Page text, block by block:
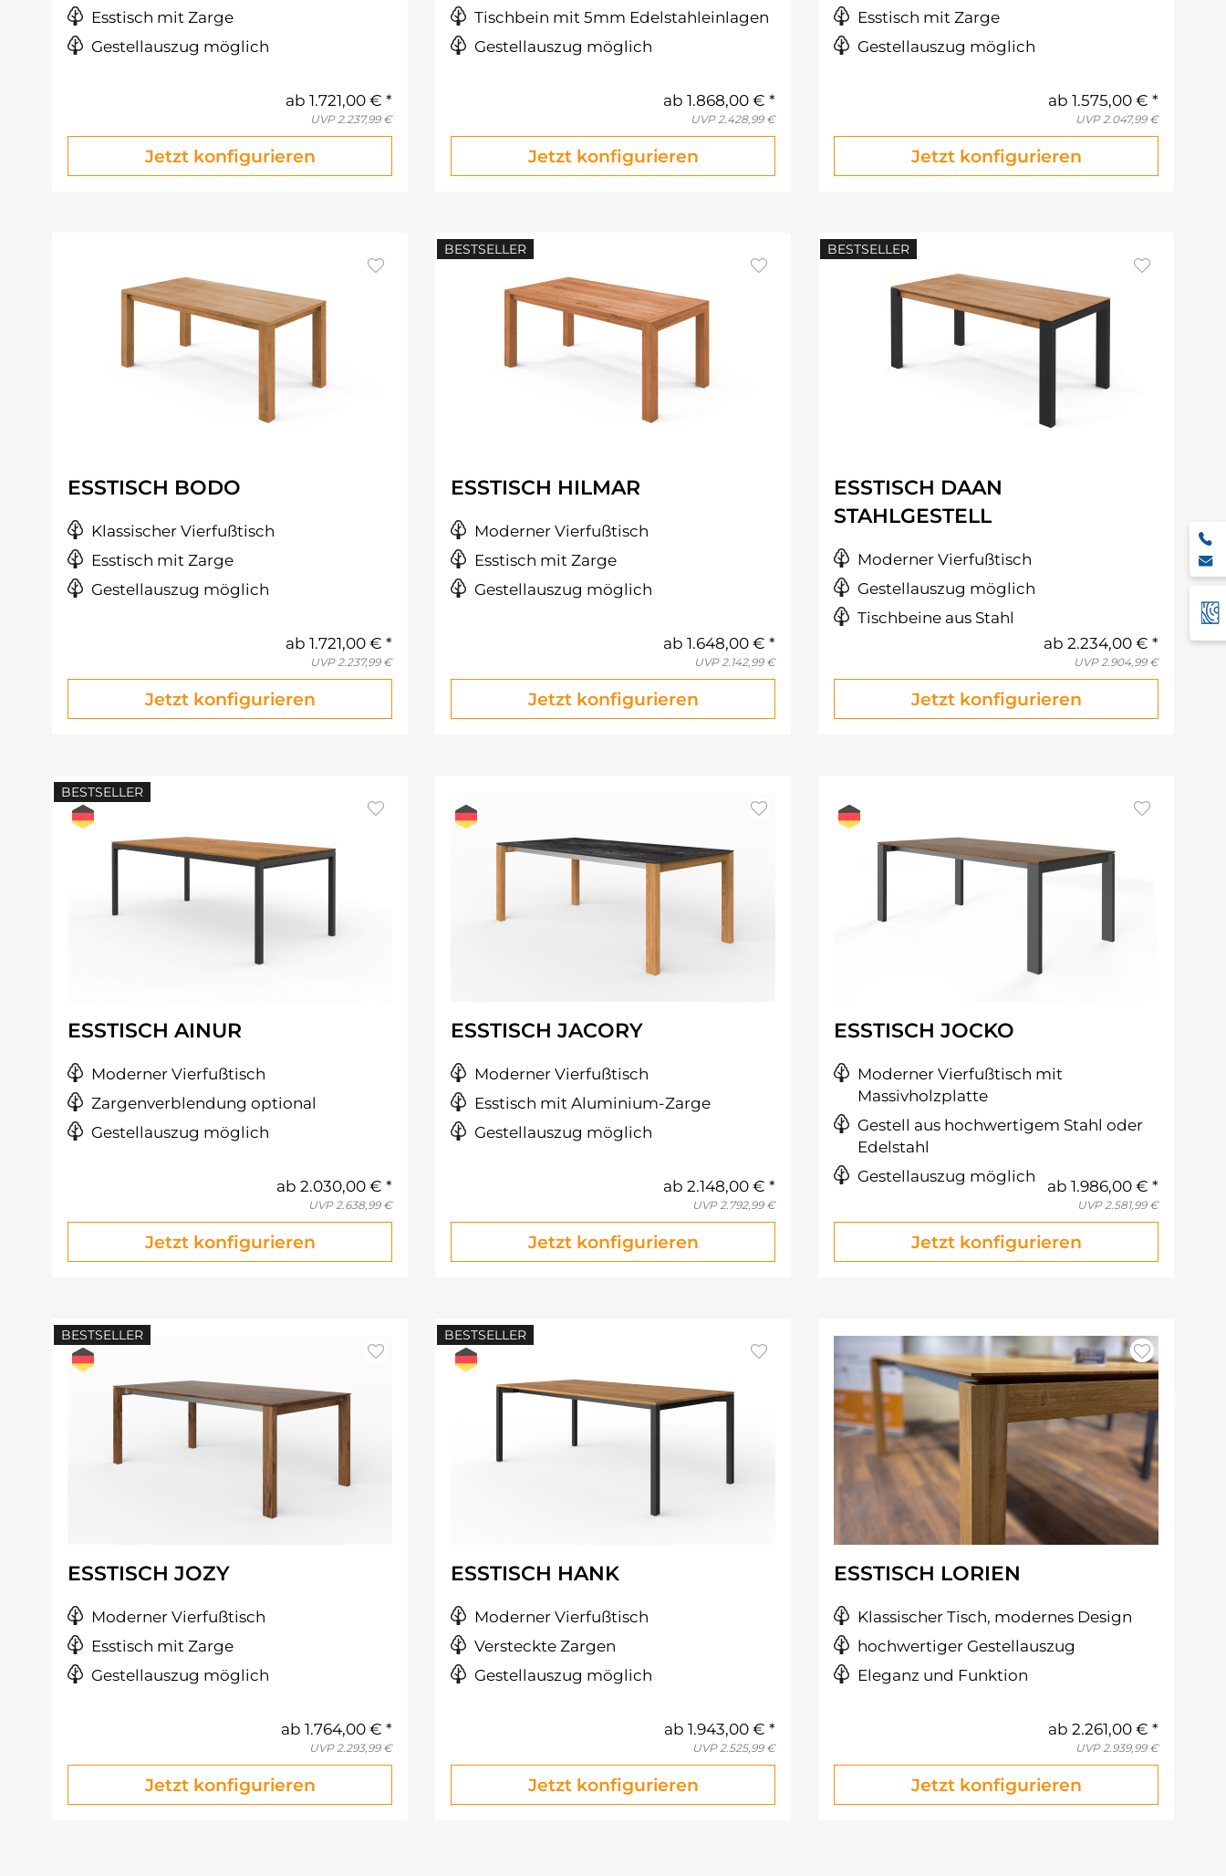
Esstisch mit Zarge
Gestellauszug möglich
ab 1.721,00 €
UVP2.237,99 €
Jetzt konfigurieren
Tischbein mit 5mm Edelstahleinlagen
Gestellauszug möglich
ab 1.868,00 €
UVP2.428,99 €
Jetzt konfigurieren
Esstisch mit Zarge
Gestellauszug möglich
ab 1.575,00 €
UVP2.047,99 €
Jetzt konfigurieren
ESSTISCH BODO
Klassischer Vierfußtisch
Esstisch mit Zarge
Gestellauszug möglich
ab 1.721,00 €
UVP2.237,99 €
Jetzt konfigurieren
BESTSELLER
ESSTISCH HILMAR
Moderner Vierfußtisch
Esstisch mit Zarge
Gestellauszug möglich
ab 1.648,00 €
UVP2.142,99 €
Jetzt konfigurieren
BESTSELLER
ESSTISCH DAAN
STAHLGESTELL
Moderner Vierfußtisch
Gestellauszug möglich
Tischbeine aus Stahl
ab 2.234,00 €
UVP2.904,99 €
Jetzt konfigurieren
BESTSELLER
ESSTISCH AINUR
Moderner Vierfußtisch
Zargenverblendung optional
Gestellauszug möglich
ab 2.030,00 €
UVP2.638,99 €
Jetzt konfigurieren
ESSTISCH JACORY
Moderner Vierfußtisch
Esstisch mit Aluminium-Zarge
Gestellauszug möglich
ab 2.148,00 €
UVP2.792,99 €
Jetzt konfigurieren
ESSTISCH JOCKO
Moderner Vierfußtisch mit
Massivholzplatte
Gestell aus hochwertigem Stahl oder
Edelstahl
Gestellauszug möglich
ab 1.986,00 €
UVP2.581,99 €
Jetzt konfigurieren
BESTSELLER
ESSTISCH JOZY
Moderner Vierfußtisch
Esstisch mit Zarge
Gestellauszug möglich
ab 1.764,00 €
UVP2.293,99 €
Jetzt konfigurieren
BESTSELLER
ESSTISCH HANK
Moderner Vierfußtisch
Versteckte Zargen
Gestellauszug möglich
ab 1.943,00 €
UVP2.525,99 €
Jetzt konfigurieren
ESSTISCH LORIEN
Klassischer Tisch, modernes Design
hochwertiger Gestellauszug
Eleganz und Funktion
ab 2.261,00 €
UVP2.939,99 €
Jetzt konfigurieren